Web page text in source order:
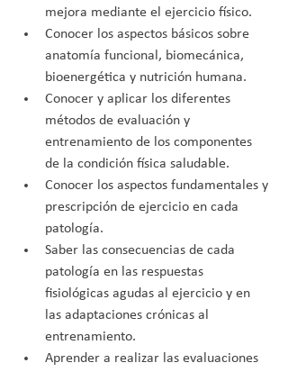
mejora mediante el ejercicio físico.
Conocer los aspectos básicos sobre
anatomía funcional, biomecánica,
bioenergética y nutrición humana.
Conocer y aplicar los diferentes
métodos de evaluación y
entrenamiento de los componentes
de la condición física saludable.
Conocer los aspectos fundamentales y
prescripción de ejercicio en cada
patología.
Saber las consecuencias de cada
patología en las respuestas
fisiológicas agudas al ejercicio y en
las adaptaciones crónicas al
entrenamiento.
Aprender a realizar las evaluaciones